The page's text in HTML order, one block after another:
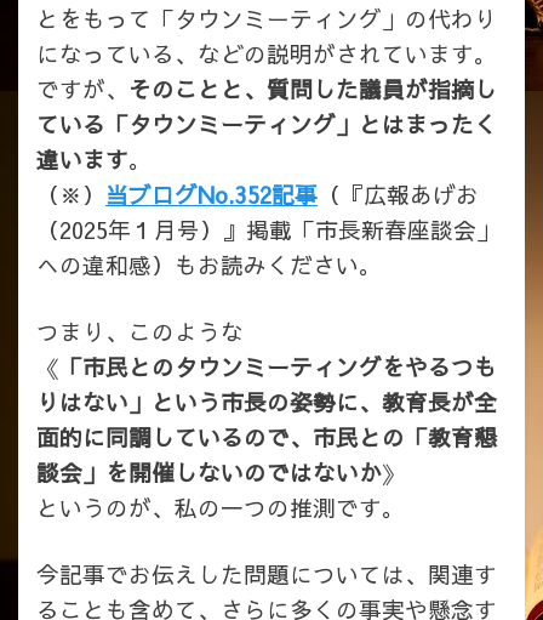
とをもって「タウンミーティング」の代わり
になっている、などの説明がされています。
ですが、 そのことと、質問した議員が指摘し
ている「タウンミーティング」とはまったく
違います。
（※） 当ブログNo.352記事 （『広報あげお
（2025年１月号）』掲載「市長新春座談会」
への違和感）もお読みください。
つまり、このような
《 「市民とのタウンミーティングをやるつも
りはない」という市長の姿勢に、教育長が全
面的に同調しているので、市民との「教育懇
談会」を開催しないのではないか》
というのが、私の一つの推測です。
今記事でお伝えした問題については、関連す
ることも含めて、さらに多くの事実や懸念す